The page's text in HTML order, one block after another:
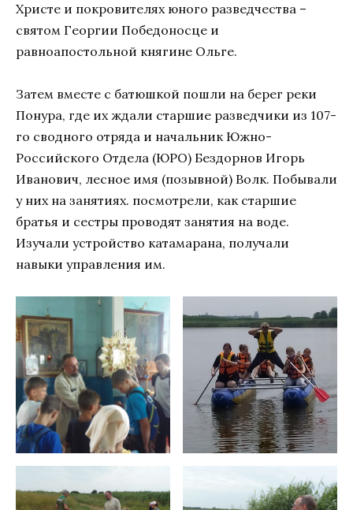
Христе и покровителях юного разведчества –
святом Георгии Победоносце и
равноапостольной княгине Ольге.
Затем вместе с батюшкой пошли на берег реки
Понура, где их ждали старшие разведчики из 107-
го сводного отряда и начальник Южно-
Российского Отдела (ЮРО) Бездорнов Игорь
Иванович, лесное имя (позывной) Волк. Побывали
у них на занятиях. посмотрели, как старшие
братья и сестры проводят занятия на воде.
Изучали устройство катамарана, получали
навыки управления им.